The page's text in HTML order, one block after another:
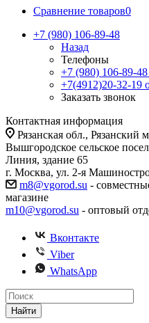
Сравнение товаров0
+7 (980) 106-89-48
Назад
Телефоны
+7 (980) 106-89-48
+7(4912)20-32-19
Заказать звонок
Контактная информация
Рязанская обл.,
Вышгородское сельское
Линия, здание 65
г. Москва, ул. 2-я
m8@vgorod.su -
магазине
m10@vgorod.su - оптовый
Вконтакте
Viber
WhatsApp
Найти